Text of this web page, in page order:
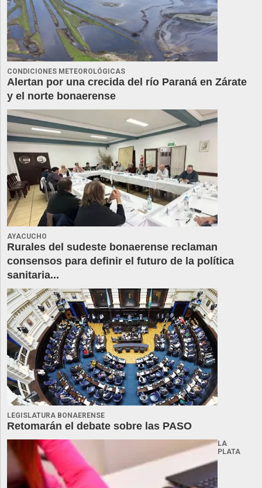
CONDICIONES METEOROLÓGICAS
Alertan por una crecida del río Paraná en Zárate
y el norte bonaerense
AYACUCHO
Rurales del sudeste bonaerense reclaman
consensos para definir el futuro de la política
sanitaria...
LEGISLATURA BONAERENSE
Retomarán el debate sobre las PASO
LA
PLATA